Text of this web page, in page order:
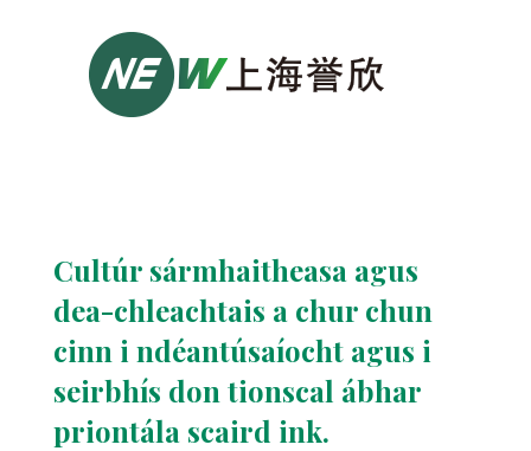
Cultúr sármhaitheasa agus
dea-chleachtais a chur chun
cinn i ndéantúsaíocht agus i
seirbhís don tionscal ábhar
priontála scaird ink.